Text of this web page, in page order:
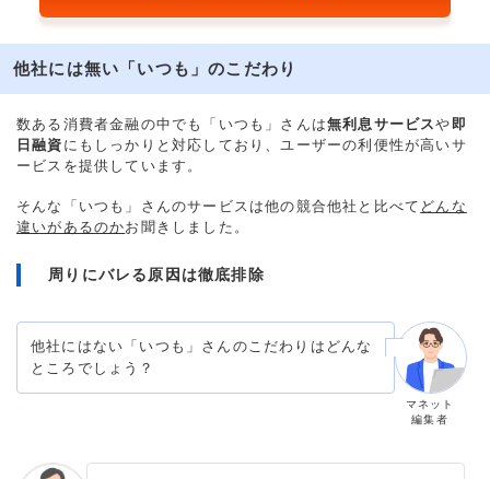
他社には無い「いつも」のこだわり
数ある消費者金融の中でも「いつも」さんは無利息サービスや 即
日融資 にもしっかりと対応しており、ユーザーの利便性が高いサ
ービスを提供しています。
そんな「いつも」さんのサービスは他の競合他社と比べて どんな
違いがあるのかお聞きしました。
周りにバレる原因は徹底排除
他社にはない「いつも」さんのこだわりはどんな
ところでしょう？
マネット
編集者